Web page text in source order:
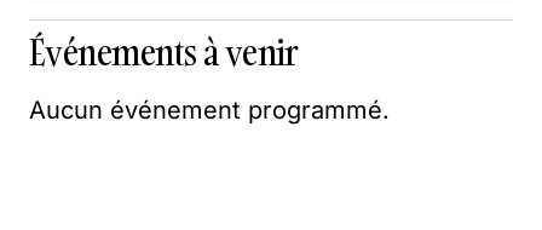
Événements à venir
Aucun événement programmé.